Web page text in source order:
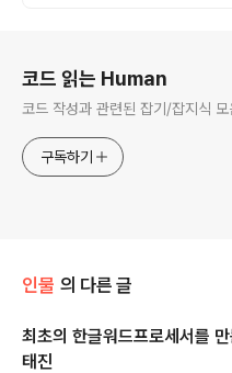
코드 읽는 Human
코드 작성과 관련된 잡기/잡지식 모
구독하기
인물 의 다른 글
최초의 한글워드프로세서를
태진